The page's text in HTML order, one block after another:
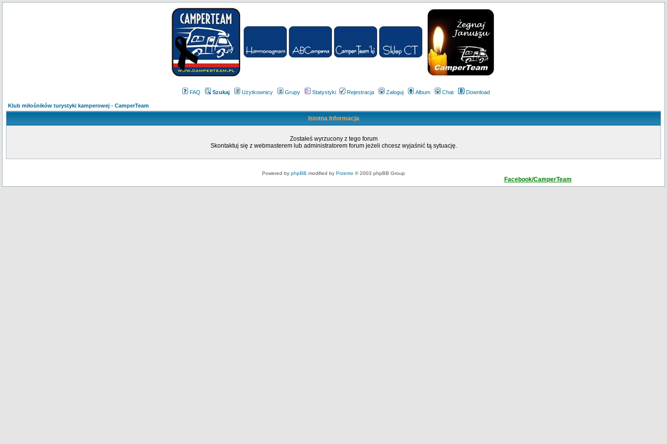
FAQ Szukaj Użytkownicy Grupy Statystyki Rejestracja Zaloguj Album Chat Download
Klub miłośników turystyki kamperowej - CamperTeam
Istotna Informacja
Zostałeś wyrzucony z tego forum
Skontaktuj się z webmasterem lub administratorem forum jeżeli chcesz wyjaśnić tą sytuację.
Powered by phpBB modified by Przemo © 2003 phpBB Group
Facebook/CamperTeam